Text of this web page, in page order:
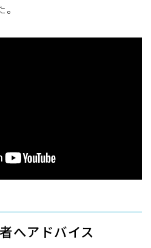
へアドバイス